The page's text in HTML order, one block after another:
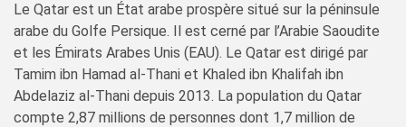
Le Qatar est un État arabe prospère situé sur la péninsule
arabe du Golfe Persique. Il est cerné par l’Arabie Saoudite
et les Émirats Arabes Unis (EAU). Le Qatar est dirigé par
Tamim ibn Hamad al-Thani et Khaled ibn Khalifah ibn
Abdelaziz al-Thani depuis 2013. La population du Qatar
compte 2,87 millions de personnes dont 1,7 million de